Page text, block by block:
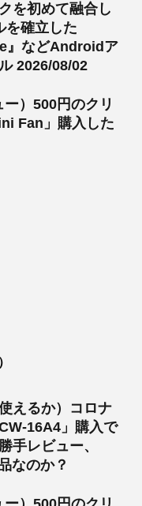
を初めて融合し
を確立した
』などAndroidア
2026/08/02
ー）500円のクリ
Fan」購入した
えるか）コロナ
16A4」購入で
手レビュー、
なのか？